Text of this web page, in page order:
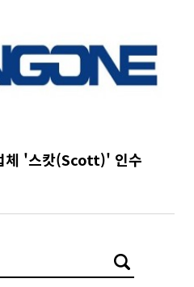
체 '스캇(Scott)' 인수